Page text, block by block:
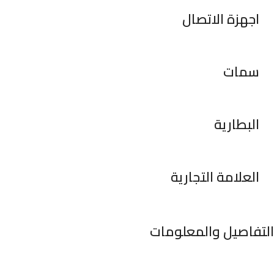
التفاصيل والمعلومات
اجهزة الاتصال
سمات
البطارية
العلامة التجارية